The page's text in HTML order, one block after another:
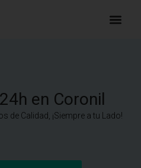
en Coronil
de Calidad, ¡Siempre a tu Lado!